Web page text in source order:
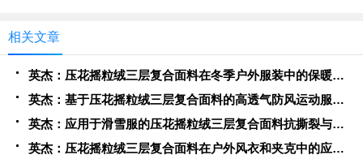
相关文章
英杰：压花摇粒绒三层复合面料在冬季户外服装中的保暖性能优化研究
英杰：基于压花摇粒绒三层复合面料的高透气防风运动服饰开发
英杰：应用于滑雪服的压花摇粒绒三层复合面料抗撕裂与耐磨性提升技术
英杰：压花摇粒绒三层复合面料在户外风衣和夹克中的应用与性能